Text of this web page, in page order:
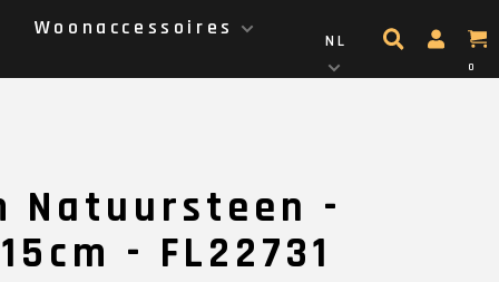
Woonaccessoires
NL
0
Natuursteen -
- FL22731